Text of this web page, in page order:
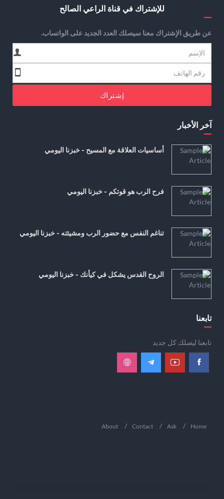
للإشتراك في قناة الراعي الصالح
عن طريق الإشتراك معنا سيصلك العدد الجديد على الواتساب.
إشتراك
آخر الأخبار
أساسيات العلاقة مع المسيح - خبزنا اليومي
فرح الرب هو قوتكم - خبزنا اليومي
تناغم النفس مع حضور الرب ومشيئته - خبزنا اليومي
الروح القدس يشكل في كيأنك - خبزنا اليومي
تابعنا
تابعنا ليصلك كل جديد
Home
Ask
Contact
About